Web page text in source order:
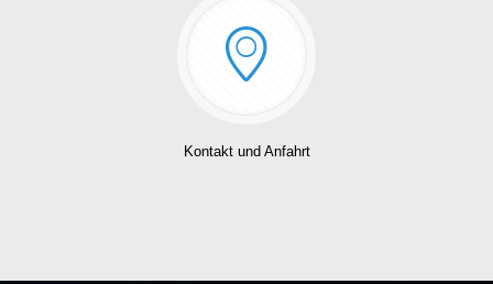
Kontakt und Anfahrt